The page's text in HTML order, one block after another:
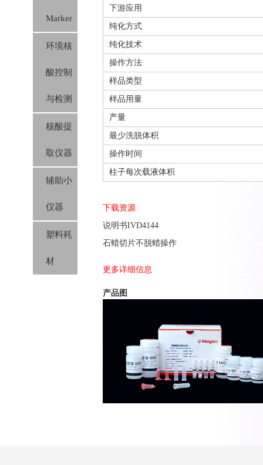
Marker
环境核
酸控制
与检测
核酸提
取仪器
辅助小
仪器
塑料耗
材
下游应用
纯化方式
纯化技术
操作方法
样品类型
样品用量
产量
最少洗脱体积
操作时间
柱子每次载液体积
下载资源
说明书IVD4144
石蜡切片不脱蜡操作
更多详细信息
产品图